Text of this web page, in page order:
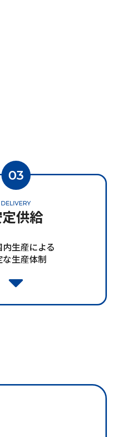
03
DELIVERY
供給
内生産による
な生産体制